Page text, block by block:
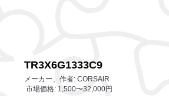
TR3X6G1333C9
メーカー、作者: CORSAIR
市場価格: 1,500〜32,000円